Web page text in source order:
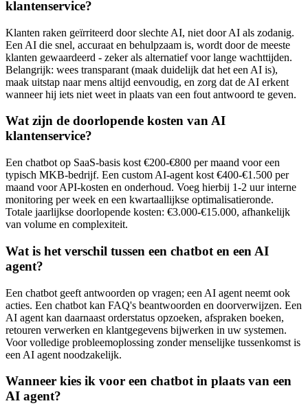
klantenservice?
Klanten raken geïrriteerd door slechte AI, niet door AI als zodanig.
Een AI die snel, accuraat en behulpzaam is, wordt door de meeste
klanten gewaardeerd - zeker als alternatief voor lange wachttijden.
Belangrijk: wees transparant (maak duidelijk dat het een AI is),
maak uitstap naar mens altijd eenvoudig, en zorg dat de AI erkent
wanneer hij iets niet weet in plaats van een fout antwoord te geven.
Wat zijn de doorlopende kosten van AI
klantenservice?
Een chatbot op SaaS-basis kost €200-€800 per maand voor een
typisch MKB-bedrijf. Een custom AI-agent kost €400-€1.500 per
maand voor API-kosten en onderhoud. Voeg hierbij 1-2 uur interne
monitoring per week en een kwartaallijkse optimalisatieronde.
Totale jaarlijkse doorlopende kosten: €3.000-€15.000, afhankelijk
van volume en complexiteit.
Wat is het verschil tussen een chatbot en een AI
agent?
Een chatbot geeft antwoorden op vragen; een AI agent neemt ook
acties. Een chatbot kan FAQ's beantwoorden en doorverwijzen. Een
AI agent kan daarnaast orderstatus opzoeken, afspraken boeken,
retouren verwerken en klantgegevens bijwerken in uw systemen.
Voor volledige probleemoplossing zonder menselijke tussenkomst is
een AI agent noodzakelijk.
Wanneer kies ik voor een chatbot in plaats van een
AI agent?